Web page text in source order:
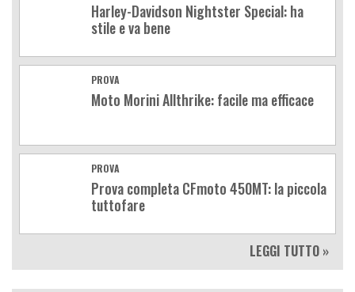
Harley-Davidson Nightster Special: ha
stile e va bene
PROVA
Moto Morini Allthrike: facile ma efficace
PROVA
Prova completa CFmoto 450MT: la piccola
tuttofare
LEGGI TUTTO »